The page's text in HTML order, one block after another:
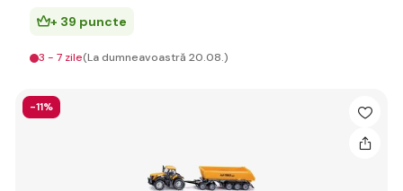
+ 39 puncte
3 - 7 zile(La dumneavoastră 20.08.)
-11%